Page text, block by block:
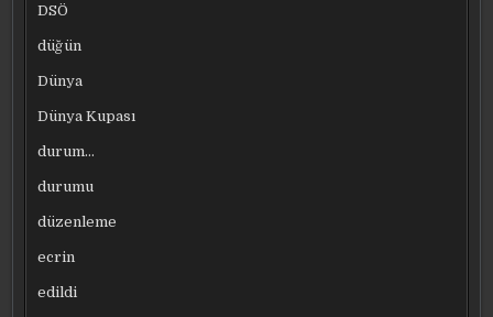
DSÖ
düğün
Dünya
Dünya Kupası
durum…
durumu
düzenleme
ecrin
edildi